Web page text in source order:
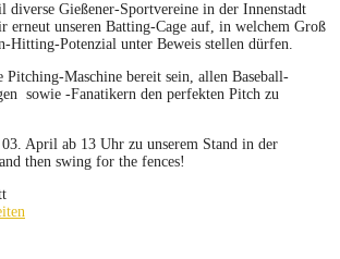
diverse Gießener-Sportvereine in der Innenstadt
erneut unseren Batting-Cage auf, in welchem Groß
Hitting-Potenzial unter Beweis stellen dürfen.
Maschine bereit sein, allen Baseball-
sowie -Fanatikern den perfekten Pitch zu
April ab 13 Uhr zu unserem Stand in der
then swing for the fences!